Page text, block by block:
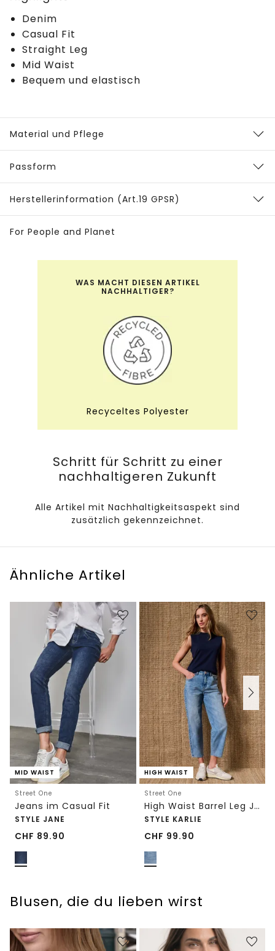
Denim
Casual Fit
Straight Leg
Mid Waist
Bequem und elastisch
Material und Pflege
Passform
Herstellerinformation (Art.19 GPSR)
For People and Planet
WAS MACHT DIESEN ARTIKEL
NACHHALTIGER?
Recyceltes Polyester
Schritt für Schritt zu einer
nachhaltigeren Zukunft
Alle Artikel mit Nachhaltigkeitsaspekt sind
zusätzlich gekennzeichnet.
Ähnliche Artikel
MID WAIST
Street One
Jeans im Casual Fit
STYLE JANE
CHF 89.90
HIGH WAIST
Street One
High Waist Barrel Leg Jeans im Loose Fit
STYLE KARLIE
CHF 99.90
Blusen, die du lieben wirst